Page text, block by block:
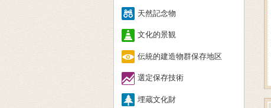
天然記念物
文化的景観
伝統的建造物群保存地区
選定保存技術
埋蔵文化財